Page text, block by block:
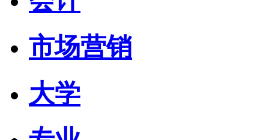
市场营销
大学